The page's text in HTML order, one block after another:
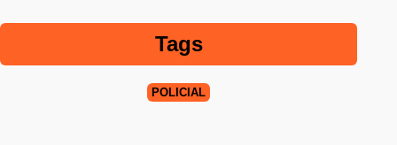
Tags
POLICIAL